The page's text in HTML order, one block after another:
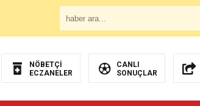
NÖBETÇİ
ECZANELER
CANLI
SONUÇLAR